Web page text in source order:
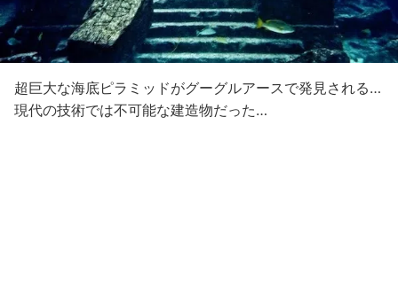
超巨大な海底ピラミッドがグーグルアースで発見される…
現代の技術では不可能な建造物だった…